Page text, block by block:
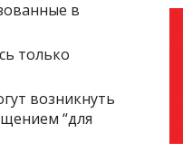
в
только
возникнуть
“для